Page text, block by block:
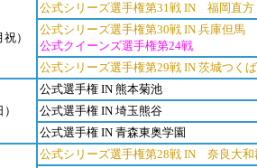
）
公式シリーズ選手権第31戦 IN 福岡直方
公式シリーズ選手権第30戦 IN 兵庫但馬
公式クイーンズ選手権第24戦
公式シリーズ選手権第29戦 IN 茨城つくば
公式選手権 IN 熊本菊池
公式選手権 IN 埼玉熊谷
公式選手権 IN 青森東奥学園
公式シリーズ選手権第28戦 IN 奈良大和